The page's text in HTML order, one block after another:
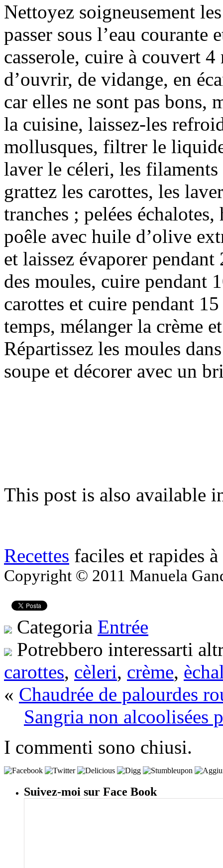
Nettoyez soigneusement
passer sous l’eau courante
casserole, cuire à couvert
d’ouvrir, de vidange, en
car elles ne sont pas bons,
la cuisine, laissez-les
mollusques, filtrer le
laver le céleri, les filaments
grattez les carottes, les
tranches ; pelées
poêle avec huile d’olive
et laissez évaporer
des moules, cuire pendant
carottes et cuire pendant
temps, mélanger la crème
Répartissez les moules
soupe et décorer avec un
This post is also available
Recettes faciles et rapides
Copyright © 2011 Manuela
Categoria Entrée
Potrebbero interessarti
carottes, cèleri, crème,
« Chaudrée de palourdes
Sangria non alcoolisées
I commenti sono chiusi.
Suivez-moi sur Face Book